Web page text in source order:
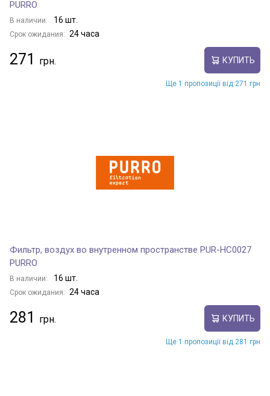
PURRO
В наличии: 16 шт.
Срок ожидания: 24 часа
271 КУПИТЬ
Ще 1 пропозиції від 271 грн
Фильтр, воздух во внутренном пространстве PUR-HC0027
PURRO
В наличии: 16 шт.
Срок ожидания: 24 часа
281 КУПИТЬ
Ще 1 пропозиції від 281 грн